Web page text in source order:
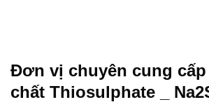
Đơn vị chuyên cung
chất Thiosulphate _